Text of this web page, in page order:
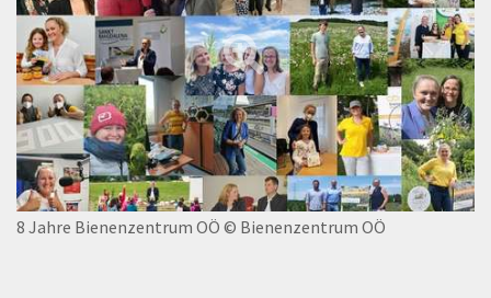
8 Jahre Bienenzentrum OÖ © Bienenzentrum OÖ